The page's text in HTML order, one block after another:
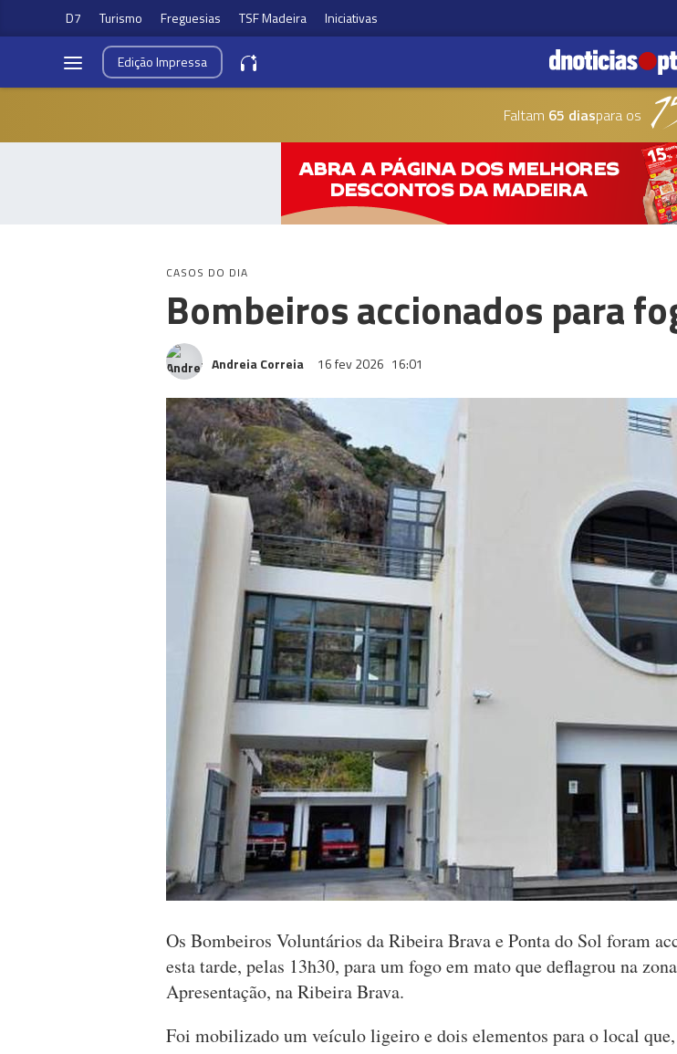
D7 Turismo Freguesias TSF Madeira Iniciativas
EdiçãoImpressa
Faltam 65 diaspara os
CASOS DO DIA
Bombeiros accionados para
Andreia Correia 16 fev 2026 16:01
Os Bombeiros Voluntários da Ribeira Brava e Ponta do Sol foram
esta tarde, pelas 13h30, para um fogo em mato que deflagrou na
Apresentação, na Ribeira Brava.
Foi mobilizado um veículo ligeiro e dois elementos para o local